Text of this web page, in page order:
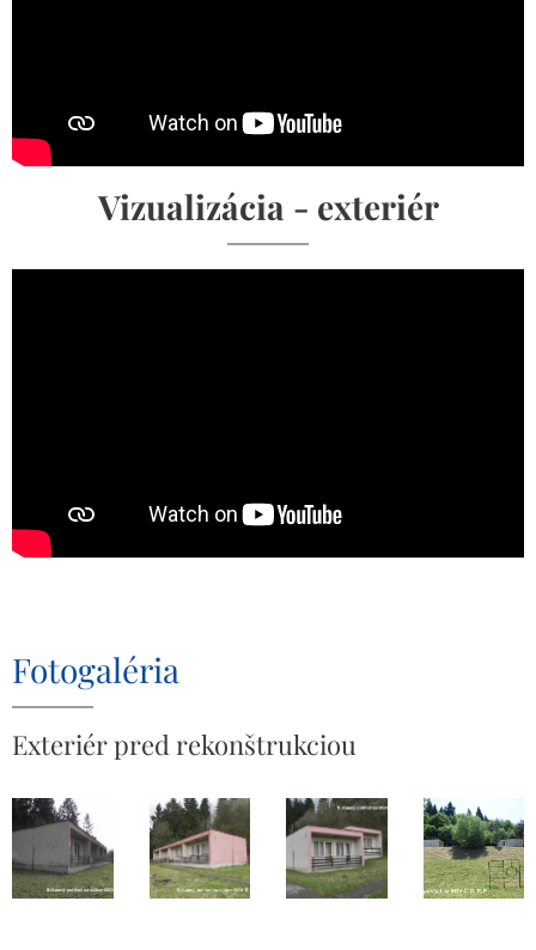
Vizualizácia - exteriér
Fotogaléria
Exteriér pred rekonštrukciou